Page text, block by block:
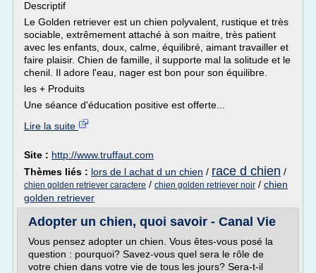
Descriptif
Le Golden retriever est un chien polyvalent, rustique et très
sociable, extrêmement attaché à son maitre, très patient
avec les enfants, doux, calme, équilibré, aimant travailler et
faire plaisir. Chien de famille, il supporte mal la solitude et le
chenil. Il adore l'eau, nager est bon pour son équilibre.
les + Produits
Une séance d'éducation positive est offerte...
Lire la suite
Site : http://www.truffaut.com
Thèmes liés : lors de l achat d un chien / race d chien /
chien golden retriever caractere / chien golden retriever noir / chien
golden retriever
Adopter un chien, quoi savoir - Canal Vie
Vous pensez adopter un chien. Vous êtes-vous posé la
question : pourquoi? Savez-vous quel sera le rôle de
votre chien dans votre vie de tous les jours? Sera-t-il